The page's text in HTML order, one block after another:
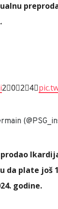
2⃣0⃣2⃣4⃣
prodao
da plate još
godine.